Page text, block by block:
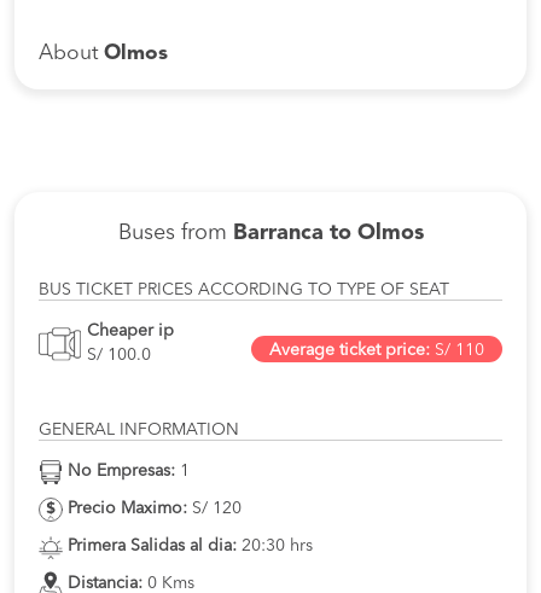
About Olmos
Buses from Barranca to Olmos
BUS TICKET PRICES ACCORDING TO TYPE OF SEAT
Cheaper ip
S/ 100.0
Average ticket price: S/ 110
GENERAL INFORMATION
No Empresas: 1
Precio Maximo: S/ 120
Primera Salidas al dia: 20:30 hrs
Distancia: 0 Kms